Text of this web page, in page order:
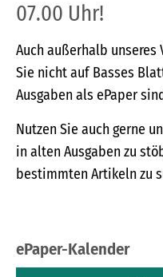
07.00 Uhr!
Auch außerhalb
Sie nicht auf Basses
Ausgaben als ePaper
Nutzen Sie auch gerne
in alten Ausgaben zu
bestimmten Artikeln zu
ePaper-Kalender